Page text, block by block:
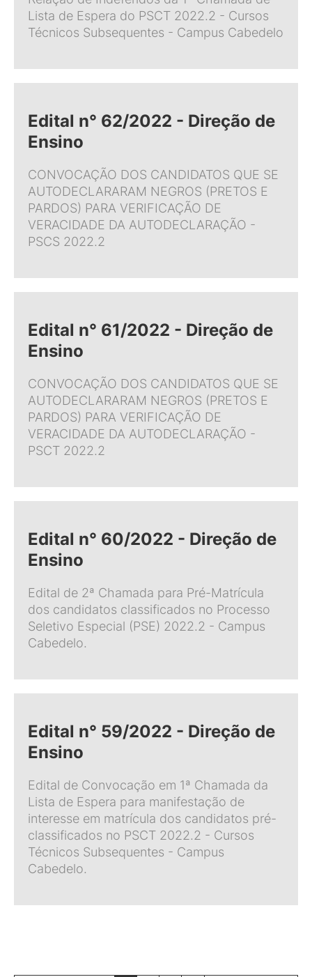
Lista de Espera do PSCT 2022.2 - Cursos
Técnicos Subsequentes - Campus Cabedelo
Edital n° 62/2022 - Direção de
Ensino
CONVOCAÇÃO DOS CANDIDATOS QUE SE
AUTODECLARARAM NEGROS (PRETOS E
PARDOS) PARA VERIFICAÇÃO DE
VERACIDADE DA AUTODECLARAÇÃO -
PSCS 2022.2
Edital n° 61/2022 - Direção de
Ensino
CONVOCAÇÃO DOS CANDIDATOS QUE SE
AUTODECLARARAM NEGROS (PRETOS E
PARDOS) PARA VERIFICAÇÃO DE
VERACIDADE DA AUTODECLARAÇÃO -
PSCT 2022.2
Edital n° 60/2022 - Direção de
Ensino
Edital de 2ª Chamada para Pré-Matrícula
dos candidatos classificados no Processo
Seletivo Especial (PSE) 2022.2 - Campus
Cabedelo.
Edital n° 59/2022 - Direção de
Ensino
Edital de Convocação em 1ª Chamada da
Lista de Espera para manifestação de
interesse em matrícula dos candidatos pré-
classificados no PSCT 2022.2 - Cursos
Técnicos Subsequentes - Campus
Cabedelo.